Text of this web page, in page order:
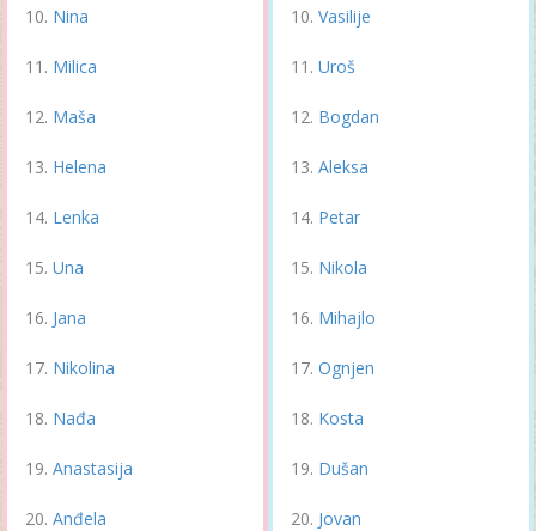
Nina
Milica
Maša
Helena
Lenka
Una
Jana
Nikolina
Nađa
Anastasija
Anđela
Vasilije
Uroš
Bogdan
Aleksa
Petar
Nikola
Mihajlo
Ognjen
Kosta
Dušan
Jovan